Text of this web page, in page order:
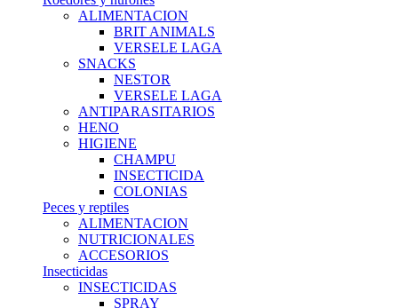
ALIMENTACION
BRIT ANIMALS
VERSELE LAGA
SNACKS
NESTOR
VERSELE LAGA
ANTIPARASITARIOS
HENO
HIGIENE
CHAMPU
INSECTICIDA
COLONIAS
Peces y reptiles
ALIMENTACION
NUTRICIONALES
ACCESORIOS
Insecticidas
INSECTICIDAS
SPRAY